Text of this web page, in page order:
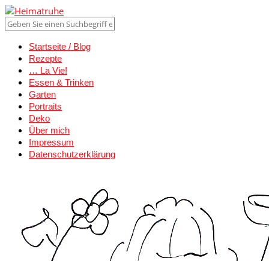
Startseite / Blog
Rezepte
… La Vie!
Essen & Trinken
Garten
Portraits
Deko
Über mich
Impressum
Datenschutzerklärung